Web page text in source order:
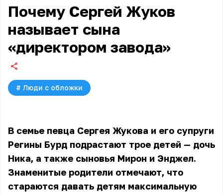
Почему Сергей Жуков
называет сына
«директором завода»
# Люди с обложки
В семье певца Сергея Жукова и его супруги
Регины Бурд подрастают трое детей — дочь
Ника, а также сыновья Мирон и Энджел.
Знаменитые родители отмечают, что
стараются давать детям максимальную